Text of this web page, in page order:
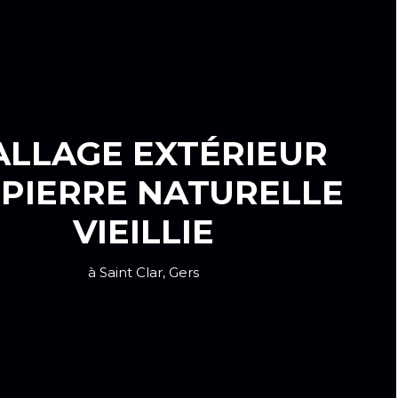
EXTÉRIEUR
NATURELLE
VIEILLIE
à Saint Clar, Gers